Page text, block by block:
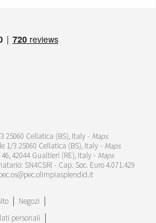
25060 Cellatica (BS), Italy - Maps
1/3 25060 Cellatica (BS), Italy - Maps
46, 42044 Gualtieri (RE), Italy - Maps
SN4CSRI - Cap. Soc. Euro 4.071.429
Negozi
personali